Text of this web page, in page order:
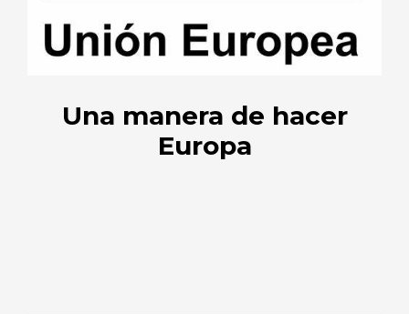
Una manera de hacer
Europa